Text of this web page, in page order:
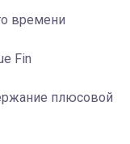
времени
Fin
плюсовой